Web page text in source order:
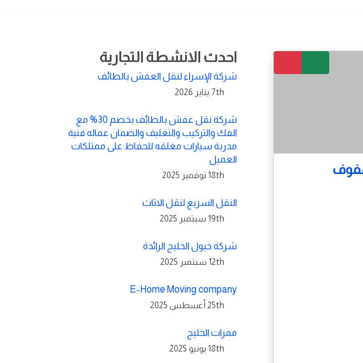
احدث الانشطة التجارية
شركة الإسراء لنقل العفش بالطائف
7th يناير 2026
شركة نقل عفش بالطائف بخصم 30% مع
الفك والتركيب والتغليف والضمان عماله فنية
مدربة سيارات مغلقه للحفاظ على ممتلكات
العميل
18th نوفمبر 2025
النقل السريع لنقل الاثاث
19th سبتمبر 2025
شركة خيول الخليج الرائدة
12th سبتمبر 2025
E-Home Moving company
25th أغسطس 2025
ممرات الخليج
18th يونيو 2025